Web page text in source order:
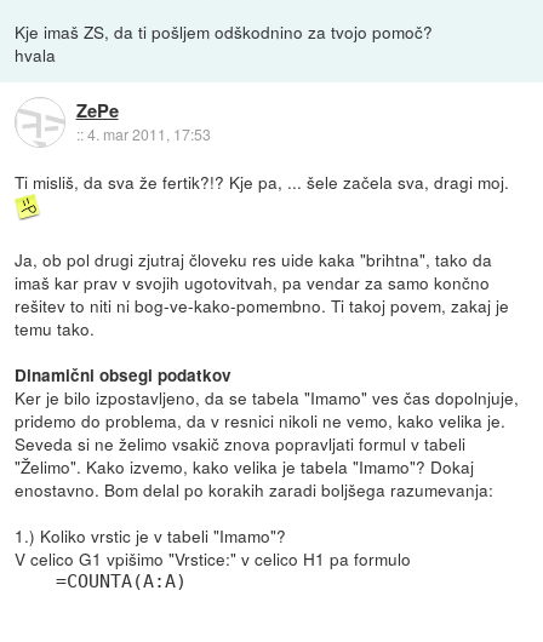
Kje imaš ZS, da ti pošljem odškodnino za tvojo pomoč?
hvala
ZePe
::4. mar 2011, 17:53
Ti misliš, da sva že fertik?!? Kje pa, ... šele začela sva, dragi moj.
Ja, ob pol drugi zjutraj človeku res uide kaka "brihtna", tako da
imaš kar prav v svojih ugotovitvah, pa vendar za samo končno
rešitev to niti ni bog-ve-kako-pomembno. Ti takoj povem, zakaj je
temu tako.
Dinamični obsegi podatkov
Ker je bilo izpostavljeno, da se tabela "Imamo" ves čas dopolnjuje,
pridemo do problema, da v resnici nikoli ne vemo, kako velika je.
Seveda si ne želimo vsakič znova popravljati formul v tabeli
"Želimo". Kako izvemo, kako velika je tabela "Imamo"? Dokaj
enostavno. Bom delal po korakih zaradi boljšega razumevanja:
1.) Koliko vrstic je v tabeli "Imamo"?
V celico G1 vpišimo "Vrstice:" v celico H1 pa formulo
=COUNTA(A:A)